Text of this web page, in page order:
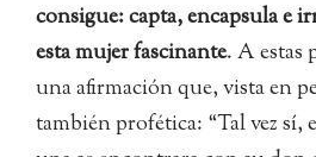
consigue: capta, encapsula e
esta mujer fascinante. A estas
una afirmación que, vista en
también profética: “Tal vez sí,